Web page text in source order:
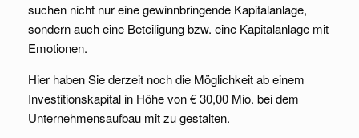
suchen nicht nur eine gewinnbringende Kapitalanlage,
sondern auch eine Beteiligung bzw. eine Kapitalanlage mit
Emotionen.
Hier haben Sie derzeit noch die Möglichkeit ab einem
Investitionskapital in Höhe von € 30,00 Mio. bei dem
Unternehmensaufbau mit zu gestalten.